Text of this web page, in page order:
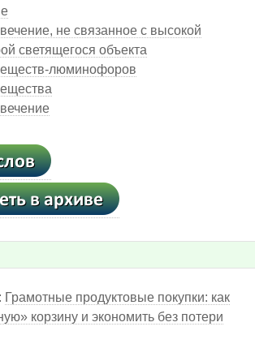
не связанное с высокой
светящегося объекта
люминофоров
Грамотные продуктовые покупки: как
корзину и экономить без потери